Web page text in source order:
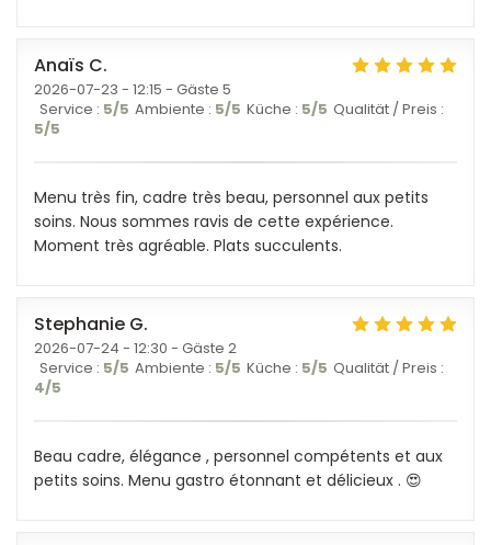
Anaïs C
2026-07-23 - 12:15 - Gäste 5
Service : 5/5 Ambiente : 5/5 Küche : 5/5 Qualität / Preis :
5/5
Menu très fin, cadre très beau, personnel aux petits
soins. Nous sommes ravis de cette expérience.
Moment très agréable. Plats succulents.
Stephanie G
2026-07-24 - 12:30 - Gäste 2
Service : 5/5 Ambiente : 5/5 Küche : 5/5 Qualität / Preis :
4/5
Beau cadre, élégance , personnel compétents et aux
petits soins. Menu gastro étonnant et délicieux . 😍